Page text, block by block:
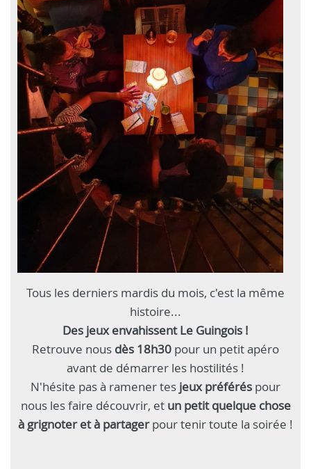
Tous les derniers mardis du mois, c'est la même
histoire...
Des jeux envahissent Le Guingois !
Retrouve nous dès 18h30 pour un petit apéro
avant de démarrer les hostilités !
N'hésite pas à ramener tes jeux préférés pour
nous les faire découvrir, et un petit quelque chose
à grignoter et à partagerpour tenir toute la soirée !